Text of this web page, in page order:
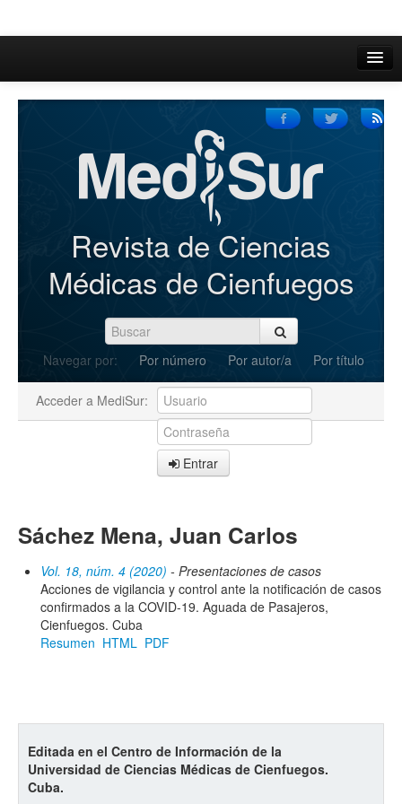
Inicio
Iniciar sesión
Registrarse
Revista de Ciencias
Médicas de Cienfuegos
Navegar por: Por número Por autor/a Por título
Acceder a MediSur:
Entrar
Sáchez Mena, Juan Carlos
Vol. 18, núm. 4 (2020) - Presentaciones de casos
Acciones de vigilancia y control ante la notificación de casos
confirmados a la COVID-19. Aguada de Pasajeros,
Cienfuegos. Cuba
Resumen HTML PDF
Editada en el Centro de Información de la
Universidad de Ciencias Médicas de Cienfuegos.
Cuba.